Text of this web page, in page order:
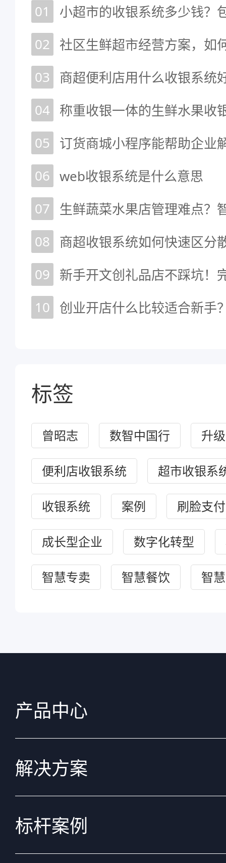
01
小超市的收银系统多少钱？
02 社区生鲜超市经营方案，如
03
04 称重收银一体的生鲜水果收
05
订货商城小程序能帮助企业
06 web收银系统是什么意思
07
08
09 新手开文创礼品店不踩坑！
10 创业开店什么比较适合新手
标签
曾昭志 数智中国行 升
便利店收银系统 超市收银系
收银系统 案例 刷脸支付
成长型企业 数字化转型
智慧专卖 智慧餐饮 智
产品中心
解决方案
标杆案例